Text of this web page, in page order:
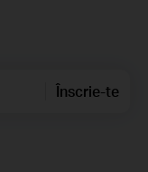
Înscrie-te